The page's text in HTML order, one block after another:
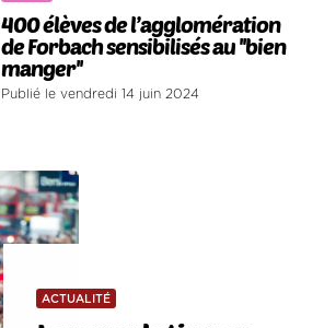
400 élèves de l’agglomération
de Forbach sensibilisés au ''bien
manger''
Publié le vendredi 14 juin 2024
ACTUALITÉ